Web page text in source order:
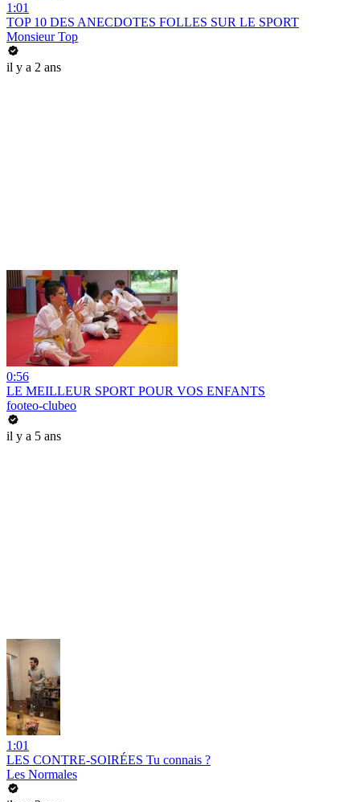
1:01
TOP 10 DES ANECDOTES FOLLES SUR LE SPORT
Monsieur Top
il y a 2 ans
0:56
LE MEILLEUR SPORT POUR VOS ENFANTS
footeo-clubeo
il y a 5 ans
1:01
LES CONTRE-SOIRÉES Tu connais ?
Les Normales